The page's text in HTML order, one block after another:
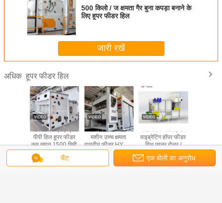
500 किलो / ज क्षमता गैर बुना कपड़ा बनाने के
लिए हूपर फीडर हिल
जारी रखें
अधिक हूपर फीडर हिल
व्यावसायिक एसएमएस /
पीपी हिल हूपर फीडर
कम खपत 1500 मिमी
HONGE नॉनवॉवन
मशीन उच्च क्षमता
वायवीय फीडर HYQY-
220
ऑटोमैटिक पॉलिएस्टर
वाइब्रेटिंग हॉपर फीडर
विथ एवनर रोलर /
स्ट्रिपर
क्षमता
CE के
चैट एक बोली का अनुरोध